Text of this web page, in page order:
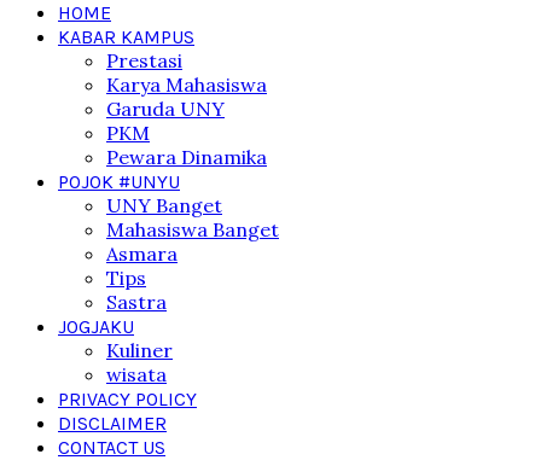
HOME
KABAR KAMPUS
Prestasi
Karya Mahasiswa
Garuda UNY
PKM
Pewara Dinamika
POJOK #UNYU
UNY Banget
Mahasiswa Banget
Asmara
Tips
Sastra
JOGJAKU
Kuliner
wisata
PRIVACY POLICY
DISCLAIMER
CONTACT US